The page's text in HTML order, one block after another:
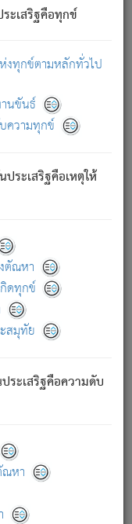
ะเสริฐคือทุกข์
งทุกข์ตามหลักทั่วไป
นขันธ์
ความทุกข์
ระเสริฐคือเหตุให้
ตัณหา
ดทุกข์
สมุทัย
ระเสริฐคือความดับ
หา
หรือพราหมณ์ทั้ง
.
วามเกิดขึ้นแห่ง
ายอันอวิชาหนา
เป็นแล้วนั้น ย่อม
มีแห่งประโยชน์โดย
ที่ยง เป็นทุกข์ มี
ลิดเพลินวิภวตัณหา
ห่งภพทั้งหลาย)
ปวง นั้นคือ
ล้ว เพราะไม่มี
งครามแล้ว ก้าวล่วง
ปลี่ยนแปลงอีกต่อ
ออก ที่โคนต้นโพธิ์